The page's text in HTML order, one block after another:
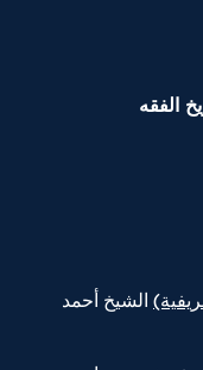
الفقه
الشيخ أحمد